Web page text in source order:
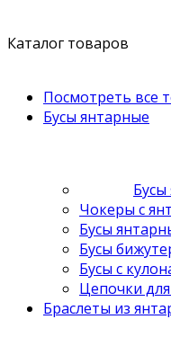
Каталог товаров
Посмотреть все
Бусы янтарные
Бусы
Чокеры с
Бусы
Бусы
Бусы с
Цепочки
Браслеты из